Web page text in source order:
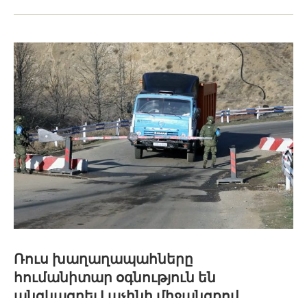
Ռուս խաղաղապահները
հումանիտար օգնություն են